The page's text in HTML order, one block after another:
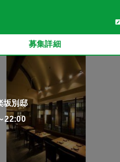
募集詳細
坂別邸
22:00